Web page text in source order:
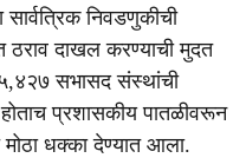
सार्वत्रिक निवडणुकीची
दाखल करण्याची मुदत
सभासद संस्थांची
प्रशासकीय पातळीवरून
मोठा धक्का देण्यात आला.